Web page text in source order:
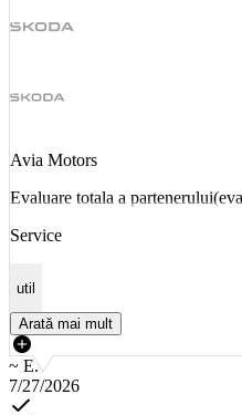
Avia Motors
Evaluare totala a
Service
util
Arată mai mult
~ E.
7/27/2026